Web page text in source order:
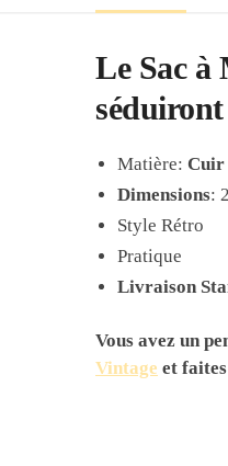
Le Sac à
séduiront
Matière:Cuir
Dimensions:
Style Rétro
Pratique
Livraison
Vous avez un
Vintage et